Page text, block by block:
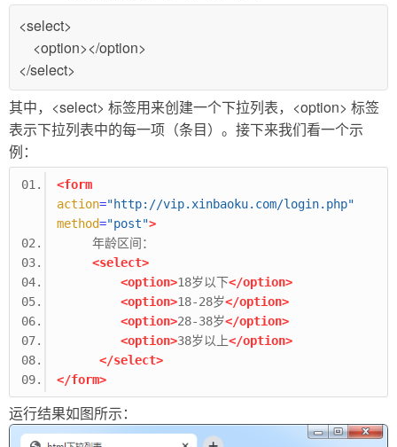
<select>
<option></option>
</select>
其中，<select> 标签用来创建一个下拉列表，<option> 标签
表示下拉列表中的每一项（条目）。接下来我们看一个示
例：
<form
action="http://vip.xinbaoku.com/login.php"
method="post">
     年龄区间：
<select>
<option>18岁以下</option>
<option>18-28岁</option>
<option>28-38岁</option>
<option>38岁以上</option>
</select>
</form>
运行结果如图所示：